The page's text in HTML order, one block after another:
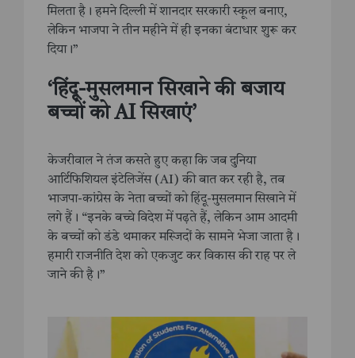
मिलता है। हमने दिल्ली में शानदार सरकारी स्कूल बनाए,
लेकिन भाजपा ने तीन महीने में ही इनका बंटाधार शुरू कर
दिया।”
‘हिंदू-मुसलमान सिखाने की बजाय
बच्चों को AI सिखाएं’
केजरीवाल ने तंज कसते हुए कहा कि जब दुनिया
आर्टिफिशियल इंटेलिजेंस (AI) की बात कर रही है, तब
भाजपा-कांग्रेस के नेता बच्चों को हिंदू-मुसलमान सिखाने में
लगे हैं। “इनके बच्चे विदेश में पढ़ते हैं, लेकिन आम आदमी
के बच्चों को डंडे थमाकर मस्जिदों के सामने भेजा जाता है।
हमारी राजनीति देश को एकजुट कर विकास की राह पर ले
जाने की है।”